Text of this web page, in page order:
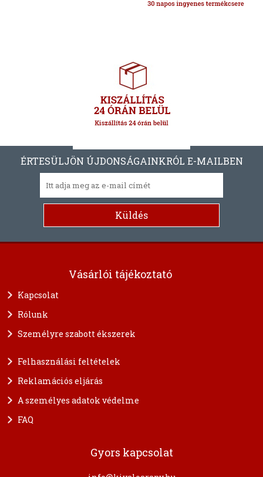
ÉRTESÜLJÖN ÚJDONSÁGAINKRÓL E-MAILBEN
Vásárlói tájékoztató
Kapcsolat
Rólunk
Személyre szabott ékszerek
Felhasználási feltételek
Reklamációs eljárás
A személyes adatok védelme
FAQ
Gyors kapcsolat